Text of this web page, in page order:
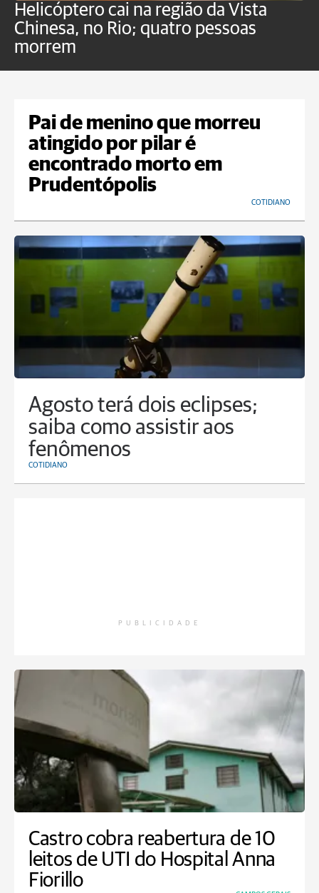
Helicóptero cai na região da Vista
Chinesa, no Rio; quatro pessoas
morrem
Pai de menino que morreu
atingido por pilar é
encontrado morto em
Prudentópolis
COTIDIANO
Agosto terá dois eclipses;
saiba como assistir aos
fenômenos
COTIDIANO
PUBLICIDADE
Castro cobra reabertura de 10
leitos de UTI do Hospital Anna
Fiorillo